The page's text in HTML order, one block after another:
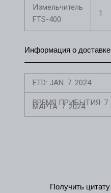
Измельчитель
FTS-400
1
Информация о доставке
ETD: JAN. 7. 2024
ВРЕМЯ ПРИБЫТИЯ: 7
МАРТА. 7. 2024
Получить цитату